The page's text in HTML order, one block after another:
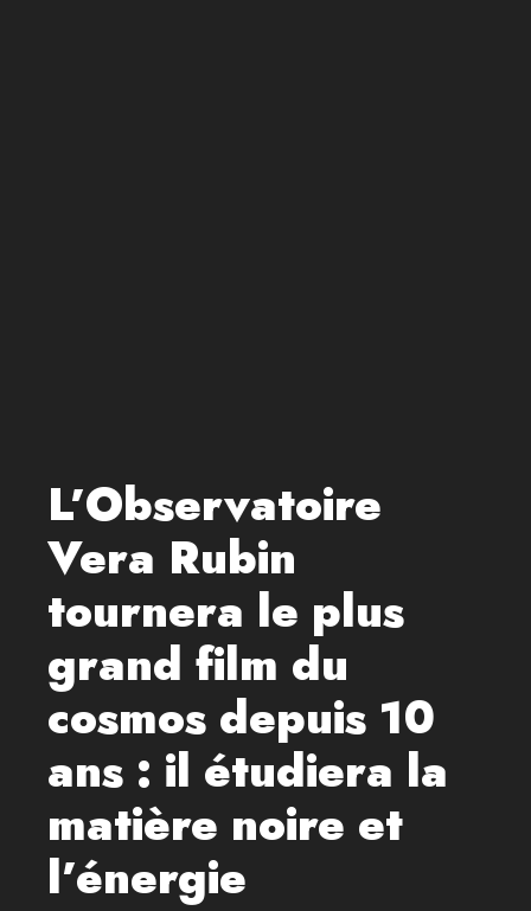
L’Observatoire
Vera Rubin
tournera le plus
grand film du
cosmos depuis 10
ans : il étudiera la
matière noire et
l’énergie